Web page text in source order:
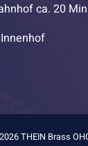
ca. 20
THEIN Brass